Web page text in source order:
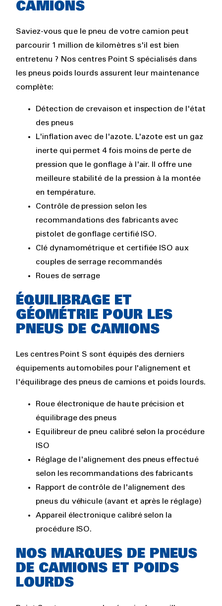
CAMIONS
Saviez-vous que le pneu de votre camion peut
parcourir 1 million de kilomètres s'il est bien
entretenu ? Nos centres Point S spécialisés dans
les pneus poids lourds assurent leur maintenance
complète:
Détection de crevaison et inspection de l'état
des pneus
L'inflation avec de l'azote. L'azote est un gaz
inerte qui permet 4 fois moins de perte de
pression que le gonflage à l'air. Il offre une
meilleure stabilité de la pression à la montée
en température.
Contrôle de pression selon les
recommandations des fabricants avec
pistolet de gonflage certifié ISO.
Clé dynamométrique et certifiée ISO aux
couples de serrage recommandés
Roues de serrage
ÉQUILIBRAGE ET
GÉOMÉTRIE POUR LES
PNEUS DE CAMIONS
Les centres Point S sont équipés des derniers
équipements automobiles pour l'alignement et
l'équilibrage des pneus de camions et poids lourds.
Roue électronique de haute précision et
équilibrage des pneus
Equilibreur de pneu calibré selon la procédure
ISO
Réglage de l'alignement des pneus effectué
selon les recommandations des fabricants
Rapport de contrôle de l'alignement des
pneus du véhicule (avant et après le réglage)
Appareil électronique calibré selon la
procédure ISO.
NOS MARQUES DE PNEUS
DE CAMIONS ET POIDS
LOURDS